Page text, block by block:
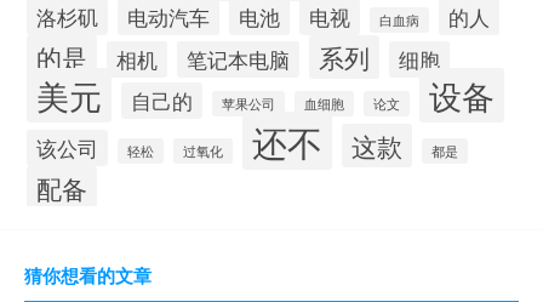
洛杉矶
电动汽车 电池 电视 白血病 的人
的是 相机 笔记本电脑 系列 细胞
美元 自己的 苹果公司 血细胞 论文 设备
该公司 轻松 过氧化 还不 这款 都是
配备
猜你想看的文章